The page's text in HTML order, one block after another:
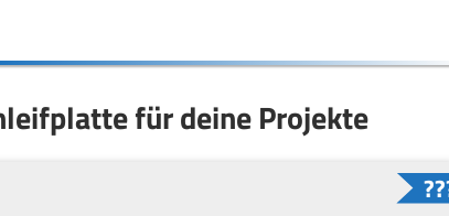
für deine Projekte